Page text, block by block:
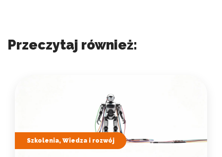
Przeczytaj również:
Szkolenia, Wiedza i rozwój